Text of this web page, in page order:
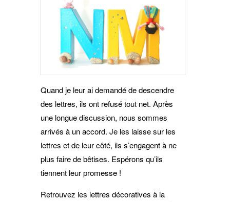
Quand je leur ai demandé de descendre
des lettres, ils ont refusé tout net. Après
une longue discussion, nous sommes
arrivés à un accord. Je les laisse sur les
lettres et de leur côté, ils s’engagent à ne
plus faire de bêtises. Espérons qu’ils
tiennent leur promesse !
Retrouvez les lettres décoratives à la